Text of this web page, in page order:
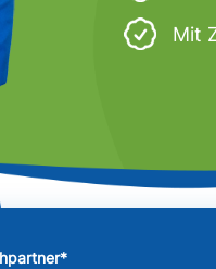
Mit
*